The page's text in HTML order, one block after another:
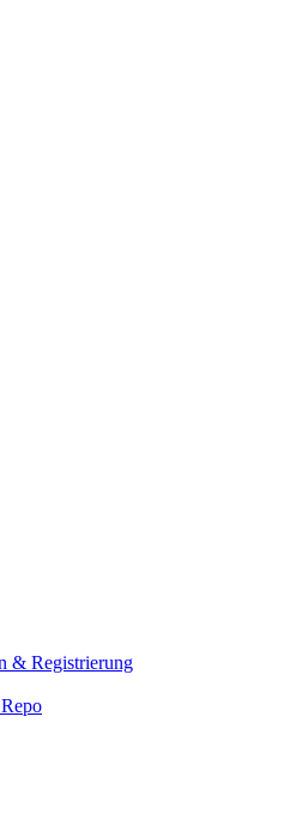
& Registrierung